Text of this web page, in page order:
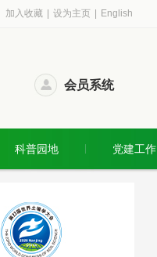
加入收藏 设为主页 English
会员系统
科普园地 党建工作